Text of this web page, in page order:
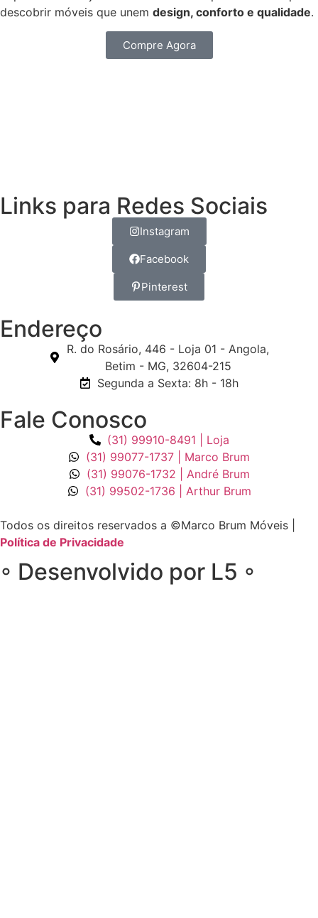
descobrir móveis que unem design, conforto e qualidade.
Compre Agora
Links para Redes Sociais
Instagram
Facebook
Pinterest
Endereço
R. do Rosário, 446 - Loja 01 - Angola,
Betim - MG, 32604-215
Segunda a Sexta: 8h - 18h
Fale Conosco
(31) 99910-8491 | Loja
(31) 99077-1737 | Marco Brum
(31) 99076-1732 | André Brum
(31) 99502-1736 | Arthur Brum
Todos os direitos reservados a ©Marco Brum Móveis |
Política de Privacidade
◦ Desenvolvido por L5 ◦